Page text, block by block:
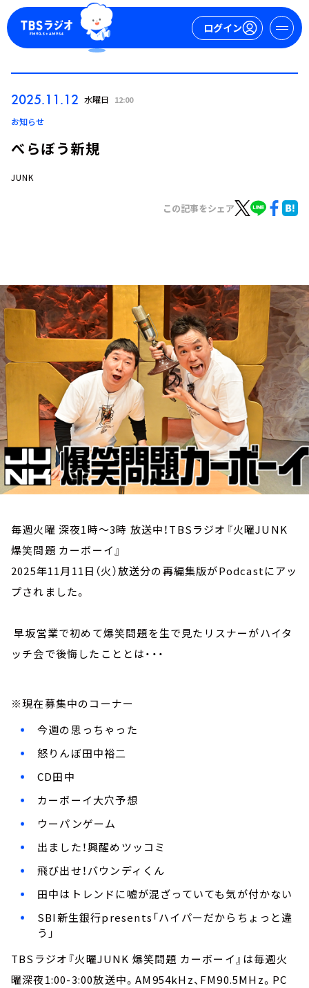
ログイン
トピックス
TBS Podcast
お知らせ
イベント・グッズ
会社情報
2025.11.12 水曜日 12:00
お知らせ
べらぼう新規
JUNK
この記事をシェア
毎週火曜 深夜1時～3時 放送中！TBSラジオ『火曜JUNK
爆笑問題 カーボーイ』
2025年11月11日（火）放送分の再編集版がPodcastにアッ
プされました。
早坂営業で初めて爆笑問題を生で見たリスナーがハイタ
ッチ会で後悔したこととは・・・
※現在募集中のコーナー
今週の思っちゃった
怒りんぼ田中裕二
CD田中
カーボーイ大穴予想
ウーパンゲーム
出ました！興醒めツッコミ
飛び出せ！バウンディくん
田中はトレンドに嘘が混ざっていても気が付かない
SBI新生銀行presents「ハイパーだからちょっと違
う」
TBSラジオ『火曜JUNK 爆笑問題 カーボーイ』は毎週火
曜深夜1:00-3:00放送中。AM954kHz、FM90.5MHz。PC